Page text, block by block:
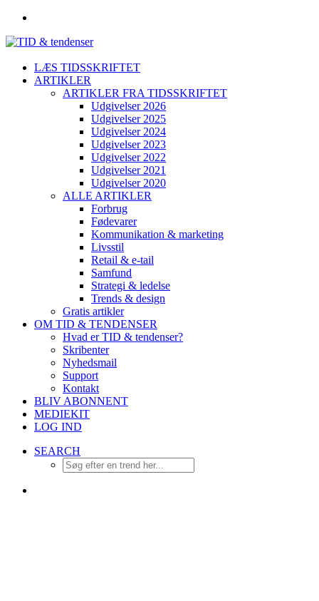
LÆS TIDSSKRIFTET
ARTIKLER
ARTIKLER FRA TIDSSKRIFTET
Udgivelser 2026
Udgivelser 2025
Udgivelser 2024
Udgivelser 2023
Udgivelser 2022
Udgivelser 2021
Udgivelser 2020
ALLE ARTIKLER
Forbrug
Fødevarer
Kommunikation & marketing
Livsstil
Retail & e-tail
Samfund
Strategi & ledelse
Trends & design
Gratis artikler
OM TID & TENDENSER
Hvad er TID & tendenser?
Skribenter
Nyhedsmail
Support
Kontakt
BLIV ABONNENT
MEDIEKIT
LOG IND
SEARCH